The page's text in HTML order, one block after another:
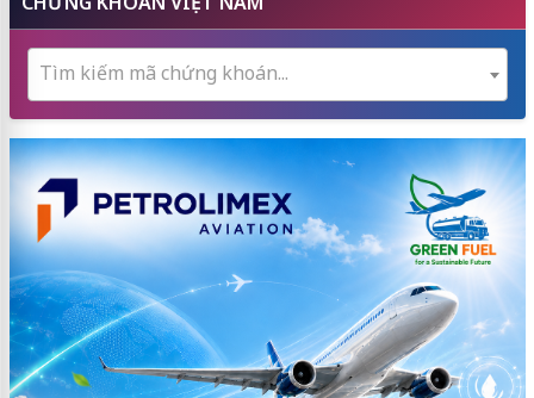
Tìm kiếm mã chứng khoán...